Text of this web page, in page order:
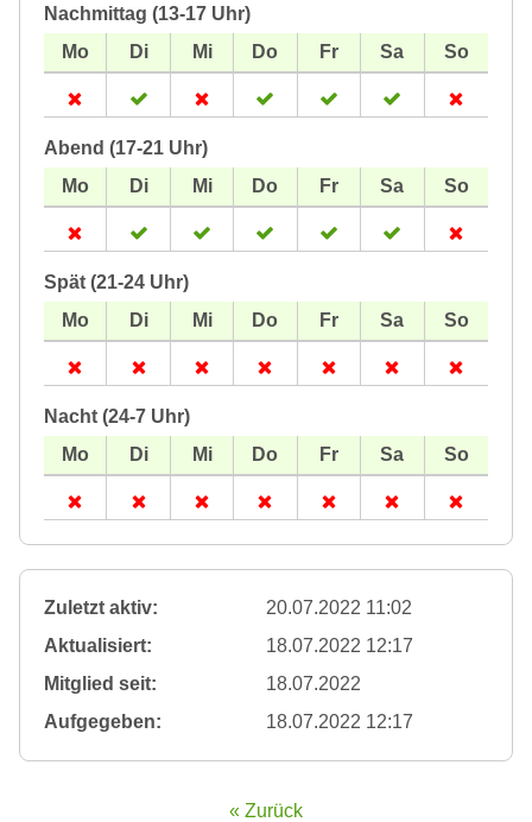
Nachmittag (13-17 Uhr)
Abend (17-21 Uhr)
Spät (21-24 Uhr)
Nacht (24-7 Uhr)
Zuletzt aktiv:
20.07.2022 11:02
Aktualisiert:
18.07.2022 12:17
Mitglied seit:
18.07.2022
Aufgegeben:
18.07.2022 12:17
« Zurück